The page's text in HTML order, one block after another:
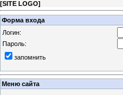
[SITE LOGO]
Форма входа
Логин:
Пароль:
запомнить
Меню сайта